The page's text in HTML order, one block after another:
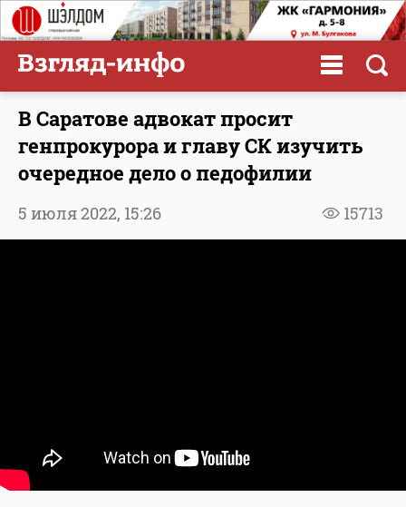
В Саратове адвокат просит
генпрокурора и главу СК изучить
очередное дело о педофилии
15713
5 июля 2022, 15:26